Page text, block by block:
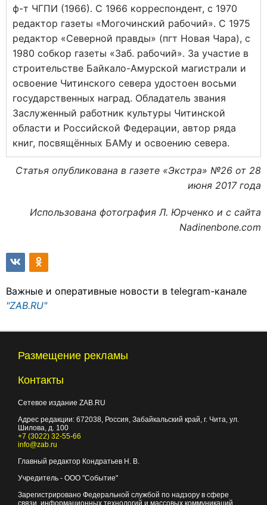
ф-т ЧГПИ (1966). С 1966 корреспондент, с 1970
редактор газеты «Могочинский рабочий». С 1975
редактор «Северной правды» (пгт Новая Чара), с
1980 собкор газеты «Заб. рабочий». За участие в
строительстве Байкало-Амурской магистрали и
освоение Читинского севера удостоен восьми
государственных наград. Обладатель звания
Заслуженный работник культуры Читинской
области и Российской Федерации, автор ряда
книг, посвящённых БАМу и освоению севера.
Статья опубликована в газете «Экстра» №26 от 28
июня 2017 года
Использована фотография Л. Юрченко и с сайта
Nadinenbone.com
Важные и оперативные новости в telegram-канале
"ZAB.RU"
Размещение рекламы
Контакты
Сетевое издание ZAB.RU
Адрес редакции: 672038, Россия, Забайкальский край, г. Чита, ул.
Шилова, д. 100
+7 (3022) 32-55-66
info@zab.ru
Главный редактор Кондратьев Н. В.
Учредитель - ООО "Событие"
Зарегистрировано Федеральной службой по надзору в сфере
связи, информационных технологий и массовых коммуникаций.